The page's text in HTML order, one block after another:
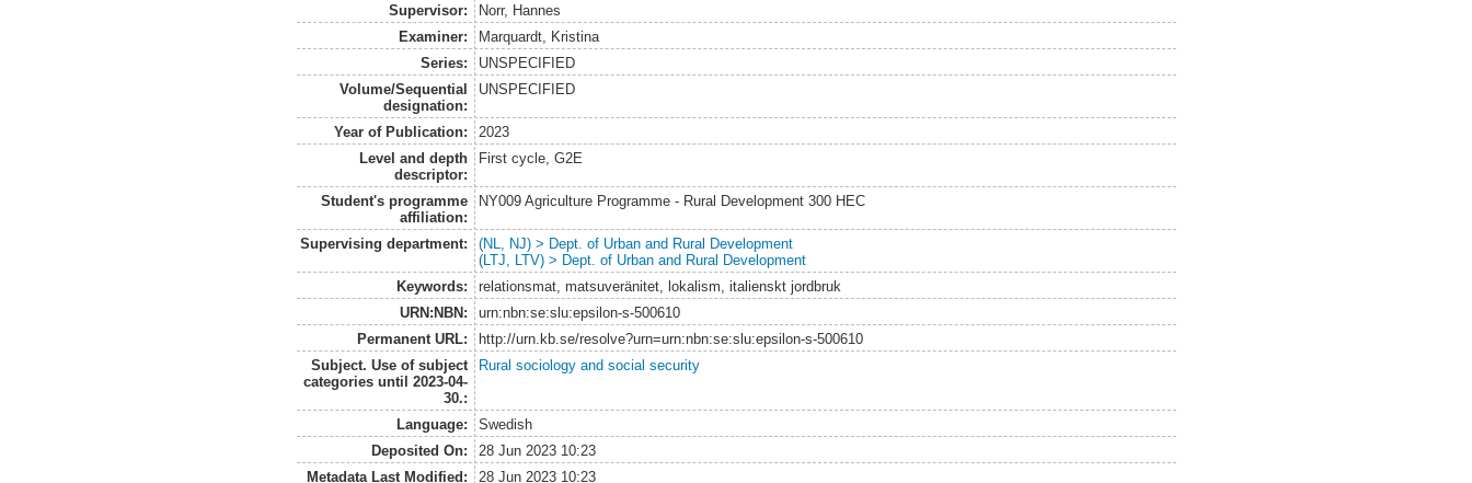
Supervisor:
Norr, Hannes
Examiner:
Marquardt, Kristina
Series:
UNSPECIFIED
Volume/Sequential
designation:
UNSPECIFIED
Year of Publication:
2023
Level and depth
descriptor:
First cycle, G2E
Student's programme
affiliation:
NY009 Agriculture Programme - Rural Development 300 HEC
Supervising department:
(NL, NJ) > Dept. of Urban and Rural Development
(LTJ, LTV) > Dept. of Urban and Rural Development
Keywords:
relationsmat, matsuveränitet, lokalism, italienskt jordbruk
URN:NBN:
urn:nbn:se:slu:epsilon-s-500610
Permanent URL:
http://urn.kb.se/resolve?urn=urn:nbn:se:slu:epsilon-s-500610
Subject. Use of subject
categories until 2023-04-
30.:
Rural sociology and social security
Language:
Swedish
Deposited On:
28 Jun 2023 10:23
Metadata Last Modified:
28 Jun 2023 10:23